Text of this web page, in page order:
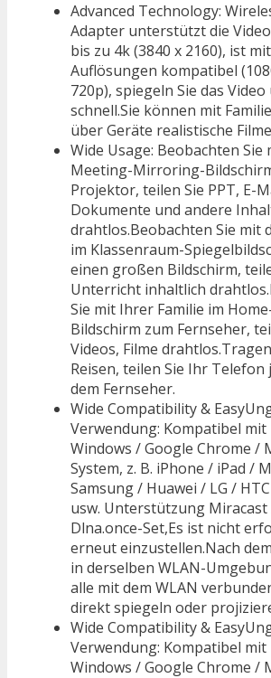
Advanced Technology:
Adapter unterstützt die
bis zu 4k (3840 x 2160), ist
Auflösungen kompatibel
720p), spiegeln Sie das
schnell.Sie können mit
über Geräte realistische
Wide Usage: Beobachten Sie
Meeting-Mirroring-
Projektor, teilen Sie PPT, E-
Dokumente und andere
drahtlos.Beobachten Sie mit
im Klassenraum-
einen großen Bildschirm,
Unterricht inhaltlich
Sie mit Ihrer Familie im
Bildschirm zum Fernseher,
Videos, Filme
Reisen, teilen Sie Ihr
dem Fernseher.
Wide Compatibility &
Verwendung: Kompatibel mit
Windows / Google Chrome /
System, z. B. iPhone / iPad /
Samsung / Huawei / LG /
usw. Unterstützung
Dlna.once-Set,Es ist nicht
erneut einzustellen.Nach
in derselben WLAN-
alle mit dem WLAN
direkt spiegeln oder
Wide Compatibility &
Verwendung: Kompatibel mit
Windows / Google Chrome /